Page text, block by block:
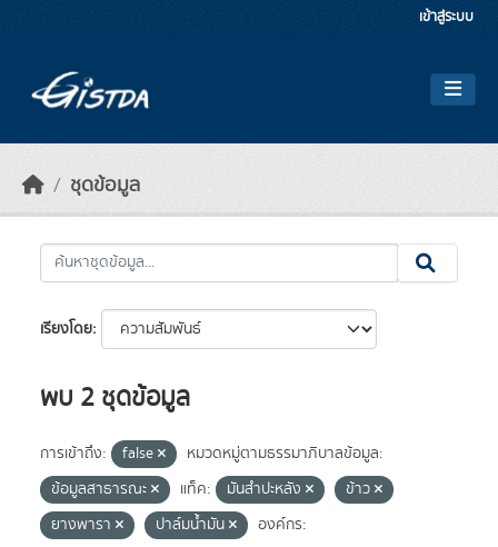
เข้าสู่ระบบ
ชุดข้อมูล
เรียงโดย
พบ 2 ชุดข้อมูล
การเข้าถึง: false
หมวดหมู่ตามธรรมาภิบาลข้อมูล:
ข้อมูลสาธารณะ
แท็ค: มันสำปะหลัง
ข้าว
ยางพารา
ปาล์มน้ำมัน
องค์กร: